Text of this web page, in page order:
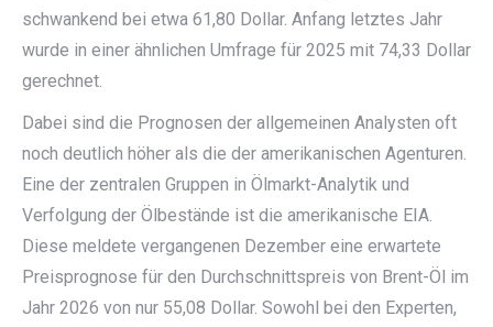
schwankend bei etwa 61,80 Dollar. Anfang letztes Jahr
wurde in einer ähnlichen Umfrage für 2025 mit 74,33 Dollar
gerechnet.
Dabei sind die Prognosen der allgemeinen Analysten oft
noch deutlich höher als die der amerikanischen Agenturen.
Eine der zentralen Gruppen in Ölmarkt-Analytik und
Verfolgung der Ölbestände ist die amerikanische EIA.
Diese meldete vergangenen Dezember eine erwartete
Preisprognose für den Durchschnittspreis von Brent-Öl im
Jahr 2026 von nur 55,08 Dollar. Sowohl bei den Experten,